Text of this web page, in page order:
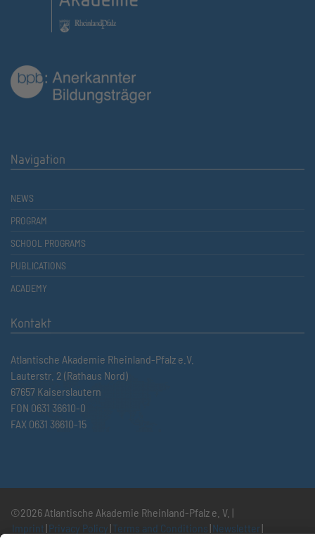
Navigation
NEWS
PROGRAM
SCHOOL PROGRAMS
PUBLICATIONS
ACADEMY
Kontakt
Atlantische Akademie Rheinland-Pfalz e.V.
Lauterstr. 2 (Rathaus Nord)
67657 Kaiserslautern
FON 0631 36610-0
FAX 0631 36610-15
©2026 Atlantische Akademie Rheinland-Pfalz e. V. |
Imprint |Privacy Policy |Terms and Conditions |Newsletter|